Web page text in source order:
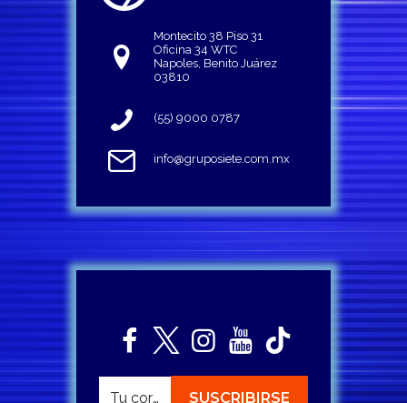
Montecito 38 Piso 31
Oficina 34 WTC
Napoles, Benito Juárez
03810
(55) 9000 0787
info@gruposiete.com.mx